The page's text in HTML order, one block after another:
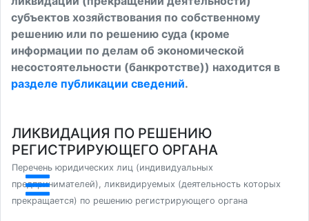
субъектов хозяйствования по собственному
решению или по решению суда (кроме
информации по делам об экономической
несостоятельности (банкротстве)) находится в
разделе публикации сведений.
ЛИКВИДАЦИЯ ПО РЕШЕНИЮ
РЕГИСТРИРУЮЩЕГО ОРГАНА
Перечень юридических лиц (индивидуальных
предпринимателей), ликвидируемых (деятельность которых
прекращается) по решению регистрирующего органа